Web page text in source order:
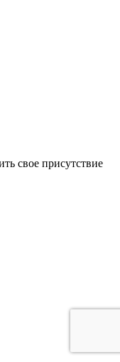
свое присутствие